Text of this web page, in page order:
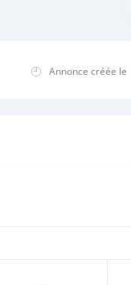
Annonce créée le